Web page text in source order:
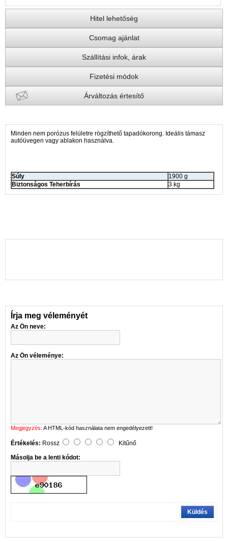
Hitel lehetőség
Csomag ajánlat
Szállítási infok, árak
Fizetési módok
Árváltozás értesítő
Minden nem porózus felületre rögzíthető tapadókorong. Ideális támasz
autóüvegen vagy ablakon használva.
Súly
1900 g
Biztonságos Teherbírás
3 kg
Írja meg véleményét
Az Ön neve:
Az Ön véleménye:
Megjegyzés: A HTML-kód használata nem engedélyezett!
Értékelés: Rossz
Kitűnő
Másolja be a lenti kódot:
Küldés